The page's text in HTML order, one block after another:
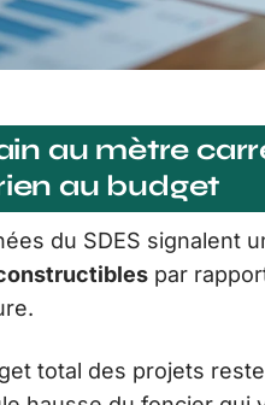
au mètre
au budget
du SDES signalent
par
total des projets